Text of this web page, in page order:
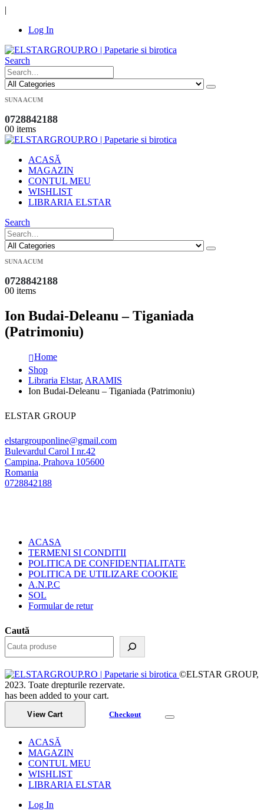
|
Log In
Search
SUNA ACUM
0728842188
00 items
ACASĂ
MAGAZIN
CONTUL MEU
WISHLIST
LIBRARIA ELSTAR
Search
SUNA ACUM
0728842188
00 items
Ion Budai-Deleanu – Tiganiada
(Patrimoniu)
Home
Shop
Libraria Elstar, ARAMIS
Ion Budai-Deleanu – Tiganiada (Patrimoniu)
ELSTAR GROUP
elstargrouponline@gmail.com
Bulevardul Carol I nr.42
Campina, Prahova 105600
Romania
0728842188
ACASA
TERMENI SI CONDITII
POLITICA DE CONFIDENTIALITATE
POLITICA DE UTILIZARE COOKIE
A.N.P.C
SOL
Formular de retur
Caută
©ELSTAR GROUP,
2023. Toate drepturile rezervate.
has been added to your cart.
View Cart Checkout
ACASĂ
MAGAZIN
CONTUL MEU
WISHLIST
LIBRARIA ELSTAR
Log In